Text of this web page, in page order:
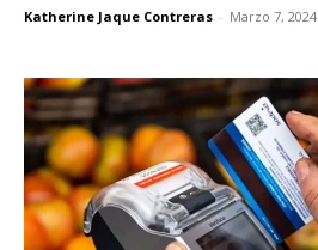
Katherine Jaque Contreras - Marzo 7, 2024